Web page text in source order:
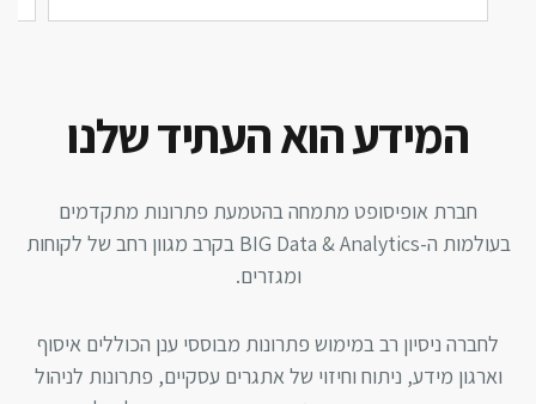
המידע הוא העתיד שלנו
חברת אופיסופט מתמחה בהטמעת פתרונות מתקדמים
בעולמות ה-BIG Data & Analytics בקרב מגוון רחב של לקוחות
ומגזרים.
לחברה ניסיון רב במימוש פתרונות מבוססי ענן הכוללים איסוף
וארגון מידע, ניתוח וחיזוי של אתגרים עסקיים, פתרונות לניהול